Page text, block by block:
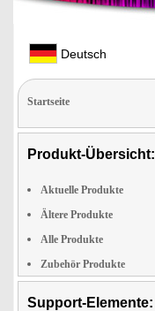
Deutsch
Startseite
Produkt-Übersicht:
Aktuelle Produkte
Ältere Produkte
Alle Produkte
Zubehör Produkte
Support-Elemente: